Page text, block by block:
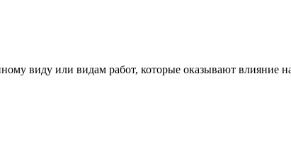
виду или видам работ, которые оказывают влияние